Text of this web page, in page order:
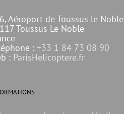
Aéroport de Toussus le Noble
Toussus Le Noble
: +33 1 84 73 08 90
: ParisHelicoptere.fr